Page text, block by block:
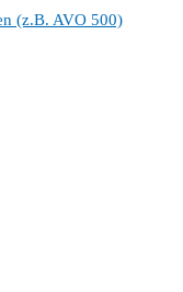
(z.B. AVO 500)